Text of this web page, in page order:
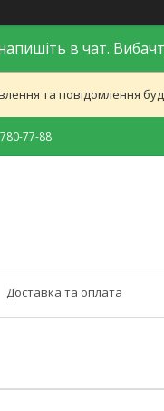
в чат.
та повідомлення
77-88
Доставка та оплата